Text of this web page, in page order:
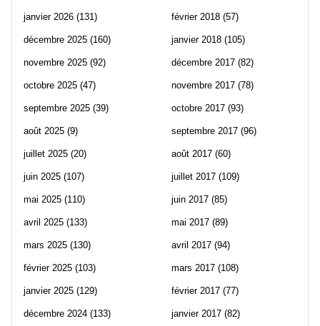
janvier 2026 (131)
décembre 2025 (160)
novembre 2025 (92)
octobre 2025 (47)
septembre 2025 (39)
août 2025 (9)
juillet 2025 (20)
juin 2025 (107)
mai 2025 (110)
avril 2025 (133)
mars 2025 (130)
février 2025 (103)
janvier 2025 (129)
décembre 2024 (133)
février 2018 (57)
janvier 2018 (105)
décembre 2017 (82)
novembre 2017 (78)
octobre 2017 (93)
septembre 2017 (96)
août 2017 (60)
juillet 2017 (109)
juin 2017 (85)
mai 2017 (89)
avril 2017 (94)
mars 2017 (108)
février 2017 (77)
janvier 2017 (82)